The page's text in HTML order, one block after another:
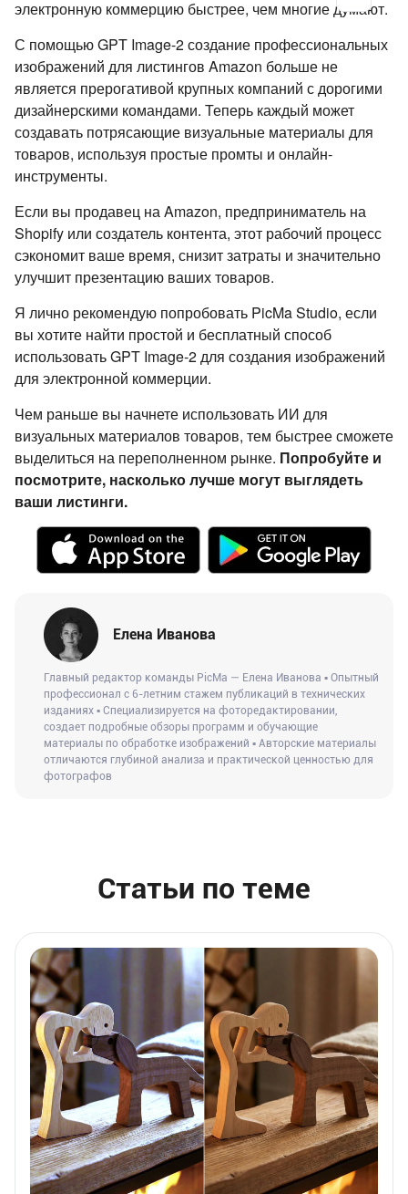
электронную коммерцию быстрее, чем многие думают.
С помощью GPT Image-2 создание профессиональных
изображений для листингов Amazon больше не
является прерогативой крупных компаний с дорогими
дизайнерскими командами. Теперь каждый может
создавать потрясающие визуальные материалы для
товаров, используя простые промты и онлайн-
инструменты.
Если вы продавец на Amazon, предприниматель на
Shopify или создатель контента, этот рабочий процесс
сэкономит ваше время, снизит затраты и значительно
улучшит презентацию ваших товаров.
Я лично рекомендую попробовать PicMa Studio, если
вы хотите найти простой и бесплатный способ
использовать GPT Image-2 для создания изображений
для электронной коммерции.
Чем раньше вы начнете использовать ИИ для
визуальных материалов товаров, тем быстрее сможете
выделиться на переполненном рынке. Попробуйте и
посмотрите, насколько лучше могут выглядеть
ваши листинги.
Елена Иванова
Главный редактор команды PicMa — Елена Иванова ▪ Опытный
профессионал с 6-летним стажем публикаций в технических
изданиях ▪ Специализируется на фоторедактировании,
создает подробные обзоры программ и обучающие
материалы по обработке изображений ▪ Авторские материалы
отличаются глубиной анализа и практической ценностью для
фотографов
Статьи по теме